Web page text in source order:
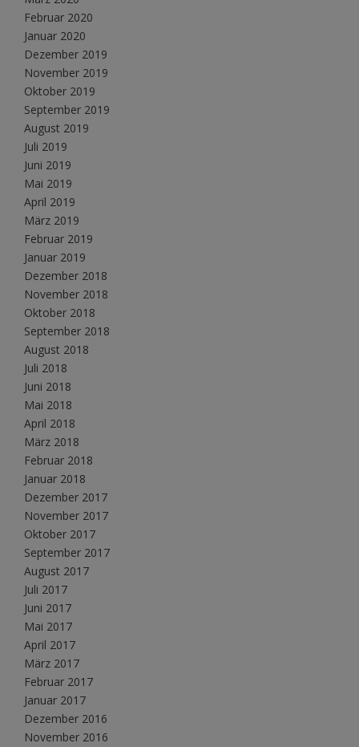
Februar 2020
Januar 2020
Dezember 2019
November 2019
Oktober 2019
September 2019
August 2019
Juli 2019
Juni 2019
Mai 2019
April 2019
März 2019
Februar 2019
Januar 2019
Dezember 2018
November 2018
Oktober 2018
September 2018
August 2018
Juli 2018
Juni 2018
Mai 2018
April 2018
März 2018
Februar 2018
Januar 2018
Dezember 2017
November 2017
Oktober 2017
September 2017
August 2017
Juli 2017
Juni 2017
Mai 2017
April 2017
März 2017
Februar 2017
Januar 2017
Dezember 2016
November 2016